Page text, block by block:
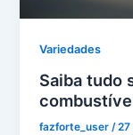
Variedades
Saiba tudo
fazforte_user/27